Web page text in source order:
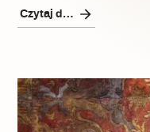
Czytaj dalej